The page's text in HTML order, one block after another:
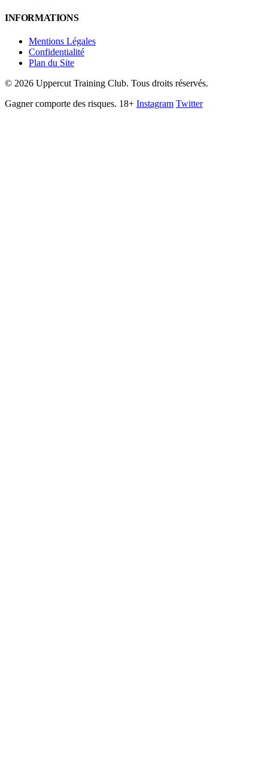
INFORMATIONS
Mentions Légales
Confidentialité
Plan du Site
© 2026 Uppercut Training Club. Tous droits réservés.
Gagner comporte des risques. 18+ Instagram Twitter